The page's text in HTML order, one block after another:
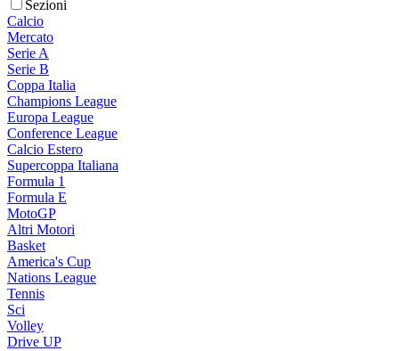
Sezioni
Calcio
Mercato
Serie A
Serie B
Coppa Italia
Champions League
Europa League
Conference League
Calcio Estero
Supercoppa Italiana
Formula 1
Formula E
MotoGP
Altri Motori
Basket
America's Cup
Nations League
Tennis
Sci
Volley
Drive UP